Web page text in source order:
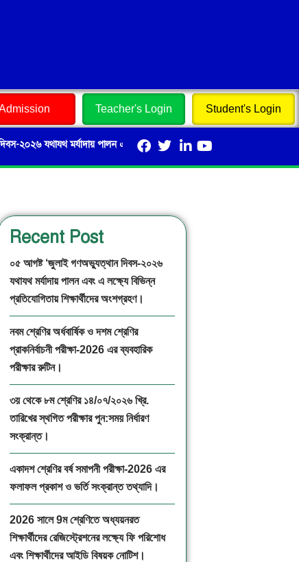
Teacher's Login Student's Login
মর্যাদায় পালন এবং এ লক্ষ্যে বিভিন্ন প্রতিযোগিতায় শিক্ষার্থীদের অংশগ্রহণ।
Recent Post
০৫ আগষ্ট ‘জুলাই গণঅভ্যুত্থান দিবস-২০২৬
যথাযথ মর্যাদায় পালন এবং এ লক্ষ্যে বিভিন্ন
প্রতিযোগিতায় শিক্ষার্থীদের অংশগ্রহণ।
নবম শ্রেণির অর্ধবার্ষিক ও দশম শ্রেণির
প্রাকনির্বাচনী পরীক্ষা-2026 এর ব্যবহারিক
পরীক্ষার রুটিন।
৩য় থেকে ৮ম শ্রেণির ১৪/০৭/২০২৬ খ্রি.
তারিখের স্থগিত পরীক্ষার পুন:সময় নির্ধারণ
সংক্রান্ত।
একাদশ শ্রেণির বর্ষ সমাপনী পরীক্ষা-2026 এর
ফলাফল প্রকাশ ও ভর্তি সংক্রান্ত তথ্যাদি।
2026 সালে 9ম শ্রেণিতে অধ্যয়নরত
শিক্ষার্থীদের রেজিস্ট্রেশনের লক্ষ্যে ফি পরিশোধ
এবং শিক্ষার্থীদের আইডি বিষয়ক নোটিশ।